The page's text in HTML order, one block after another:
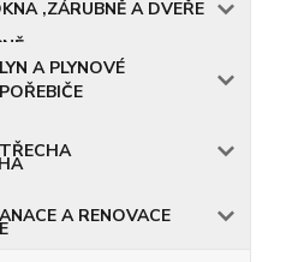
,ZÁRUBNĚ A DVEŘE
A PLYNOVÉ
A RENOVACE